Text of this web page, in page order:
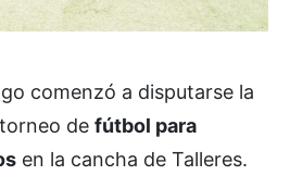
comenzó a disputarse la
de fútbol para
en la cancha de Talleres.